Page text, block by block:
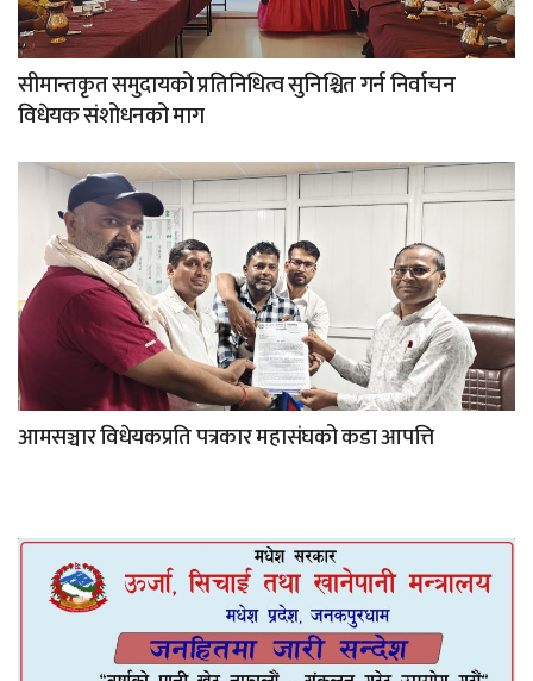
सीमान्तकृत समुदायको प्रतिनिधित्व सुनिश्चित गर्न निर्वाचन
विधेयक संशोधनको माग
आमसञ्चार विधेयकप्रति पत्रकार महासंघको कडा आपत्ति